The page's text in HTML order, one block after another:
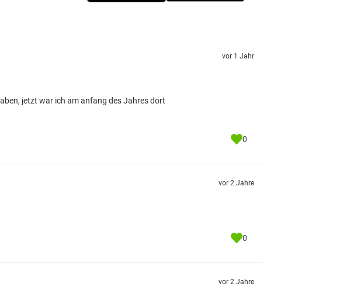
jetzt war ich am anfang des Jahres dort
vor 1 Jahr
0
vor 2 Jahre
0
vor 2 Jahre